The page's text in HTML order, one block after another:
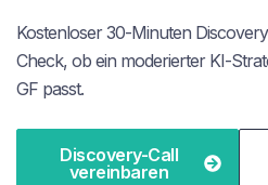
Kostenloser 30-Minuten
Check, ob ein moderierter KI-
GF passt.
Discovery-Call
vereinbaren